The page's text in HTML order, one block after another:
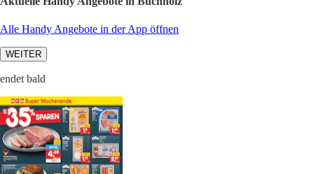
Alle Handy Angebote in der App öffnen
WEITER
endet bald